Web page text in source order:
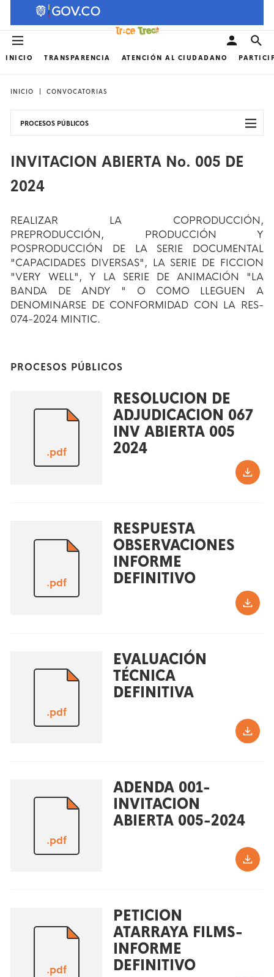
INICIO TRANSPARENCIA ATENCIÓN AL CIUDADANO
INICIO CONVOCATORIAS
PROCESOS PÚBLICOS
INVITACION ABIERTA No. 005 DE
2024
REALIZAR LA COPRODUCCIÓN,
PREPRODUCCIÓN, PRODUCCIÓN Y
POSPRODUCCIÓN DE LA SERIE DOCUMENTAL
"CAPACIDADES DIVERSAS", LA SERIE DE FICCION
"VERY WELL", Y LA SERIE DE ANIMACIÓN "LA
BANDA DE ANDY " O COMO LLEGUEN A
DENOMINARSE DE CONFORMIDAD CON LA RES-
074-2024 MINTIC.
PROCESOS PÚBLICOS
.pdf
RESOLUCION DE
ADJUDICACION 067
INV ABIERTA 005
2024
.pdf
RESPUESTA
OBSERVACIONES
INFORME
DEFINITIVO
.pdf
EVALUACIÓN
TÉCNICA
DEFINITIVA
.pdf
ADENDA 001-
INVITACION
ABIERTA 005-2024
.pdf
PETICION
ATARRAYA FILMS-
INFORME
DEFINITIVO